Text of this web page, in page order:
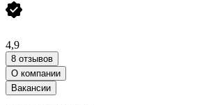
4,9
8 отзывов
О компании
Вакансии